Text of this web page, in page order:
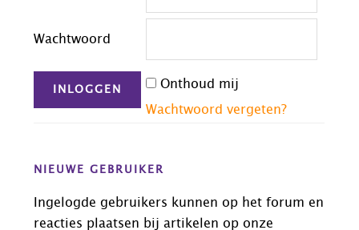
Wachtwoord
Onthoud mij
Wachtwoord vergeten?
NIEUWE GEBRUIKER
Ingelogde gebruikers kunnen op het forum en
reacties plaatsen bij artikelen op onze